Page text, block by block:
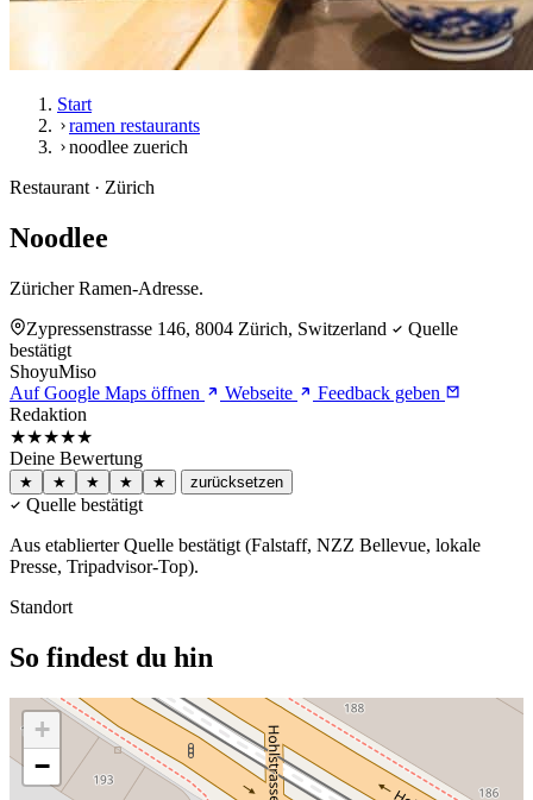
Start
ramen restaurants
noodlee zuerich
Restaurant · Zürich
Noodlee
Züricher Ramen-Adresse.
Zypressenstrasse 146, 8004 Zürich, Switzerland
Quelle
bestätigt
ShoyuMiso
Auf Google Maps öffnen
Webseite
Feedback geben
Redaktion
★★★★★
Deine Bewertung
★ ★ ★ ★ ★ zurücksetzen
Quelle bestätigt
Aus etablierter Quelle bestätigt (Falstaff, NZZ Bellevue, lokale
Presse, Tripadvisor-Top).
Standort
So findest du hin
+
−